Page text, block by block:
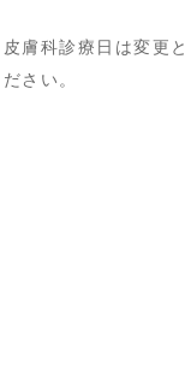
膚科診療日は変更と
さい。